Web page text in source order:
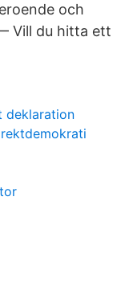
och
Vill du hitta ett
deklaration